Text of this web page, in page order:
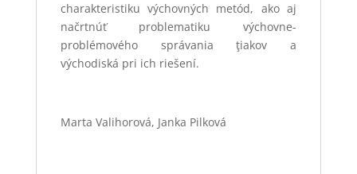
charakteristiku výchovných metód, ako aj
načrtnúť problematiku výchovne-
problémového správania ţiakov a
východiská pri ich riešení.
Marta Valihorová, Janka Pilková